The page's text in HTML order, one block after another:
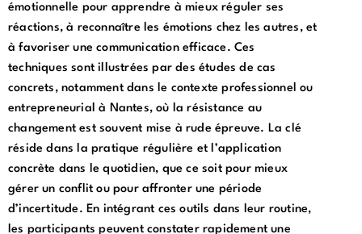
émotionnelle pour apprendre à mieux réguler ses
réactions, à reconnaître les émotions chez les autres, et
à favoriser une communication efficace. Ces
techniques sont illustrées par des études de cas
concrets, notamment dans le contexte professionnel ou
entrepreneurial à Nantes, où la résistance au
changement est souvent mise à rude épreuve. La clé
réside dans la pratique régulière et l’application
concrète dans le quotidien, que ce soit pour mieux
gérer un conflit ou pour affronter une période
d’incertitude. En intégrant ces outils dans leur routine,
les participants peuvent constater rapidement une